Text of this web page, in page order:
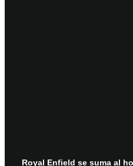
Royal Enfield se suma al